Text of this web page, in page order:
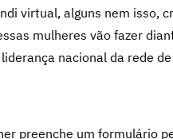
virtual, alguns nem isso,
mulheres vão fazer
nacional da rede
preenche um formulário